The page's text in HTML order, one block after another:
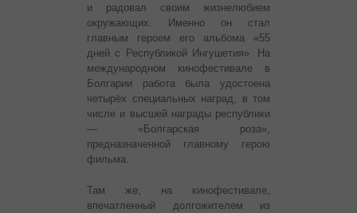
и радовал своим жизнелюбием
окружающих. Именно он стал
главным героем его альбома «55
дней с Республикой Ингушетия». На
международном кинофестивале в
Болгарии работа была удостоена
четырёх специальных наград, в том
числе и высшей награды республики
— «Болгарская роза»,
предназначенной главному герою
фильма.
Там же, на кинофестивале,
впечатленный долгожителем из